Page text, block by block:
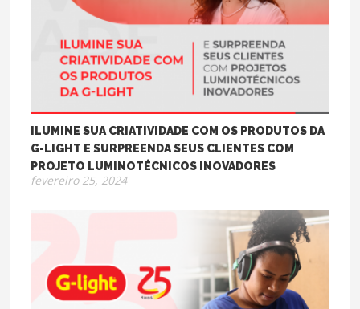
ILUMINE SUA CRIATIVIDADE COM OS PRODUTOS DA
G-LIGHT E SURPREENDA SEUS CLIENTES COM
PROJETO LUMINOTÉCNICOS INOVADORES
fevereiro 25, 2024